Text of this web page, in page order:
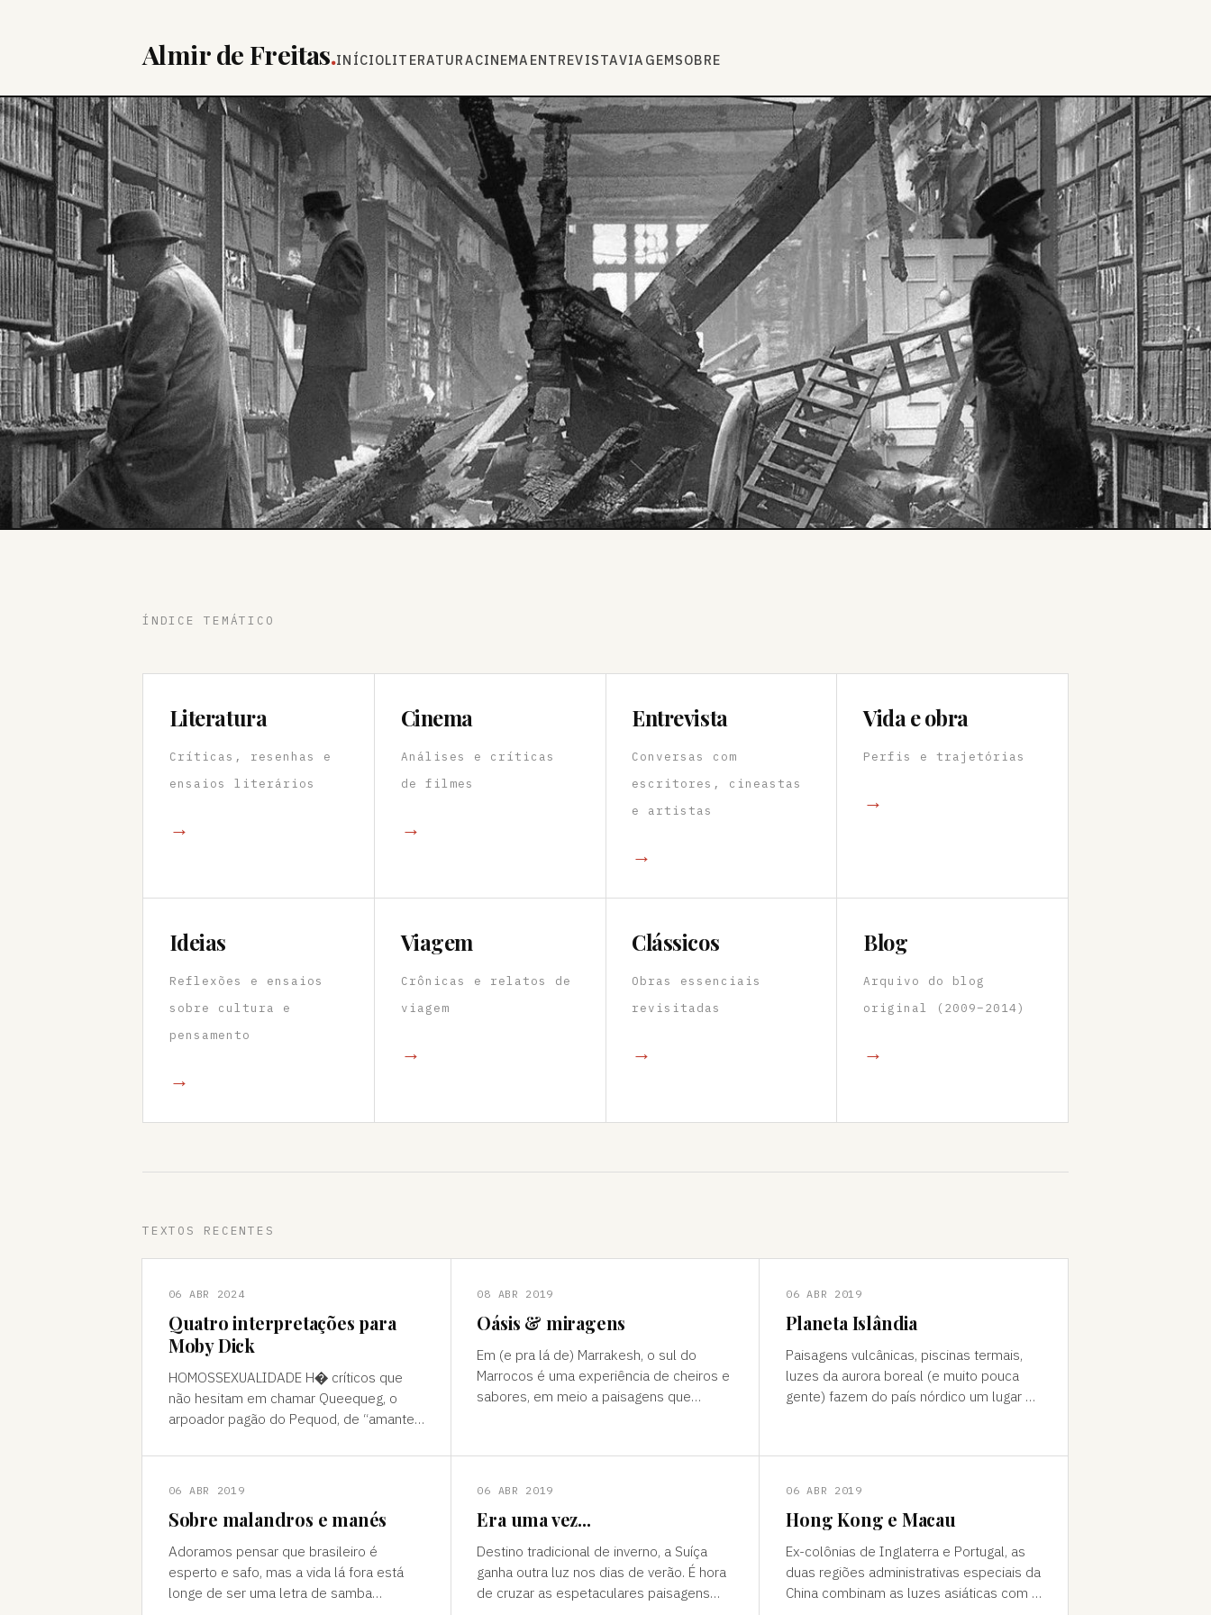
Almir de Freitas.INÍCIOLITERATURACINEMA ENTREVISTAVIAGEMSOBRE
ÍNDICE TEMÁTICO
Literatura
Críticas, resenhas e
ensaios literários
→
Cinema
Análises e críticas
de filmes
→
Entrevista
Conversas com
escritores, cineastas
e artistas
→
Vida e obra
Perfis e trajetórias
→
Ideias
Reflexões e ensaios
sobre cultura e
pensamento
→
Viagem
Crônicas e relatos de
viagem
→
Clássicos
Obras essenciais
revisitadas
→
Blog
Arquivo do blog
original (2009–2014)
→
TEXTOS RECENTES
06 ABR 2024
Quatro interpretações para
Moby Dick
HOMOSSEXUALIDADE H� críticos que
não hesitam em chamar Queequeg, o
arpoador pagão do Pequod, de “amante”
pode ser contestada, mas é compreens
08 ABR 2019
Oásis & miragens
Em (e pra lá de) Marrakesh, o sul do
Marrocos é uma experiência de cheiros e
sabores, em meio a paisagens que
06 ABR 2019
Planeta Islândia
Paisagens vulcânicas, piscinas termais,
luzes da aurora boreal (e muito pouca
gente) fazem do país nórdico um lugar de
06 ABR 2019
Sobre malandros e manés
Adoramos pensar que brasileiro é
esperto e safo, mas a vida lá fora está
longe de ser uma letra de samba
06 ABR 2019
Era uma vez...
Destino tradicional de inverno, a Suíça
ganha outra luz nos dias de verão. É hora
de cruzar as espetaculares paisagens
06 ABR 2019
Hong Kong e Macau
Ex-colônias de Inglaterra e Portugal, as
duas regiões administrativas especiais da
China combinam as luzes asiáticas com o